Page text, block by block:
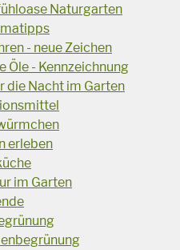
Naturgarten
- neue Zeichen
Öle - Kennzeichnung
die Nacht im Garten
erleben
im Garten